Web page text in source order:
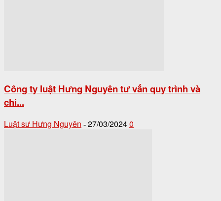
Công ty luật Hưng Nguyên tư vấn quy trình và
chi...
Luật sư Hưng Nguyên - 27/03/20240